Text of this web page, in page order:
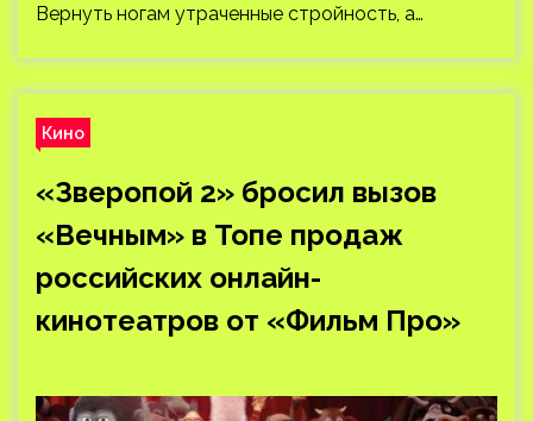
Вернуть ногам утраченные стройность, а…
Кино
«Зверопой 2» бросил вызов
«Вечным» в Топе продаж
российских онлайн-
кинотеатров от «Фильм Про»